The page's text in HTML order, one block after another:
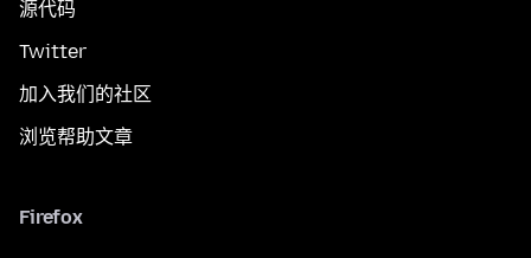
源代码
Twitter
加入我们的社区
浏览帮助文章
Firefox